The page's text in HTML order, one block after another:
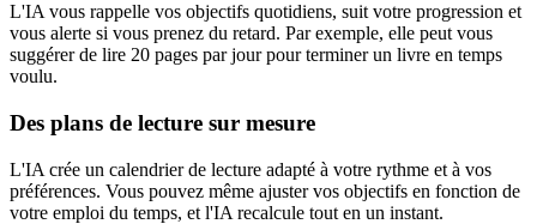
L'IA vous rappelle vos objectifs quotidiens, suit votre progression et
vous alerte si vous prenez du retard. Par exemple, elle peut vous
suggérer de lire 20 pages par jour pour terminer un livre en temps
voulu.
Des plans de lecture sur mesure
L'IA crée un calendrier de lecture adapté à votre rythme et à vos
préférences. Vous pouvez même ajuster vos objectifs en fonction de
votre emploi du temps, et l'IA recalcule tout en un instant.